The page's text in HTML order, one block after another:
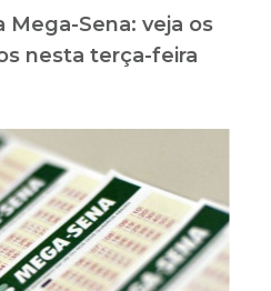
Mega-Sena: veja os
nesta terça-feira